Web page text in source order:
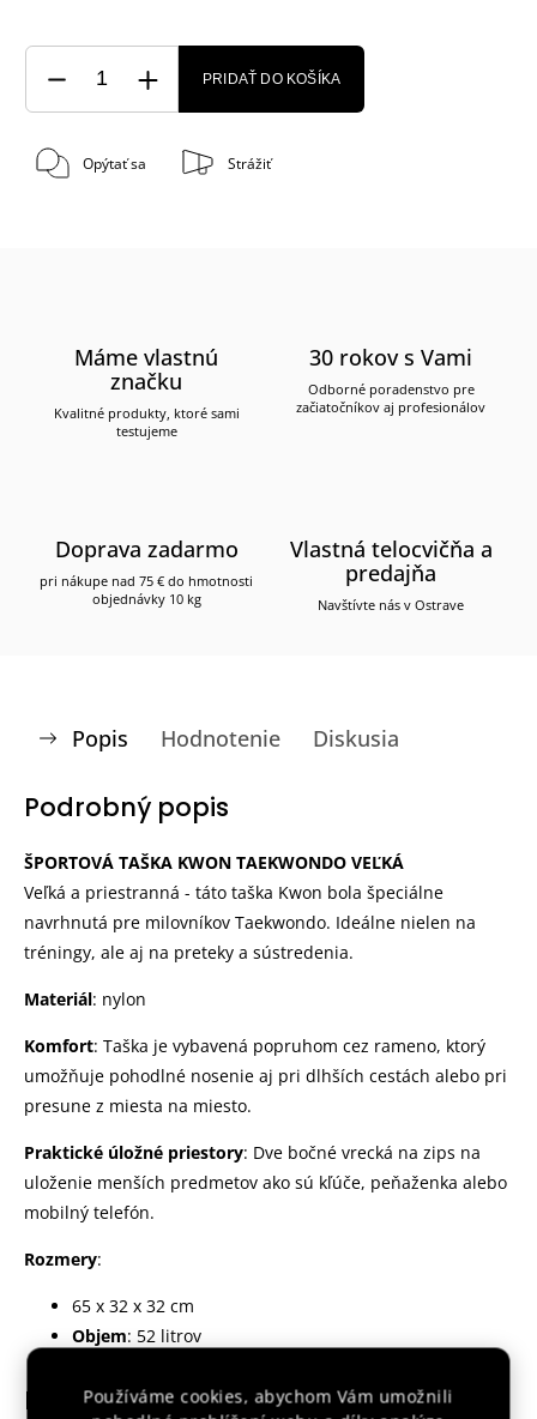
Používáme cookies, abychom Vám umožnili
PRIDAŤ DO KOŠÍKA
Opýtať sa Strážiť
Máme vlastnú
značku
Kvalitné produkty, ktoré sami
testujeme
30 rokov s Vami
Odborné poradenstvo pre
začiatočníkov aj profesionálov
Doprava zadarmo
pri nákupe nad 75 € do hmotnosti
objednávky 10 kg
Vlastná telocvičňa a
predajňa
Navštívte nás v Ostrave
Popis Hodnotenie Diskusia
Podrobný popis
ŠPORTOVÁ TAŠKA KWON TAEKWONDO VEĽKÁ
Veľká a priestranná - táto taška Kwon bola špeciálne
navrhnutá pre milovníkov Taekwondo. Ideálne nielen na
tréningy, ale aj na preteky a sústredenia.
Materiál: nylon
Komfort: Taška je vybavená popruhom cez rameno, ktorý
umožňuje pohodlné nosenie aj pri dlhších cestách alebo pri
presune z miesta na miesto.
Praktické úložné priestory: Dve bočné vrecká na zips na
uloženie menších predmetov ako sú kľúče, peňaženka alebo
mobilný telefón.
Rozmery:
65 x 32 x 32 cm
Objem: 52 litrov
Dodatočné parametre